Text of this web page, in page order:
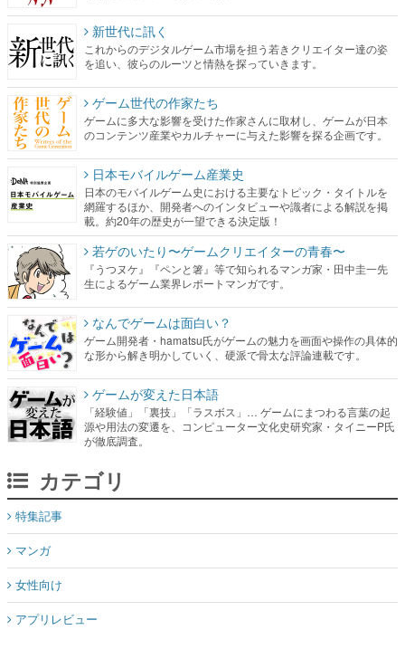
新世代に訊く
これからのデジタルゲーム市場を担う若きクリエイター達の姿
を追い、彼らのルーツと情熱を探っていきます。
ゲーム世代の作家たち
ゲームに多大な影響を受けた作家さんに取材し、ゲームが日本
のコンテンツ産業やカルチャーに与えた影響を探る企画です。
日本モバイルゲーム産業史
日本のモバイルゲーム史における主要なトピック・タイトルを
網羅するほか、開発者へのインタビューや識者による解説を掲
載。約20年の歴史が一望できる決定版！
若ゲのいたり〜ゲームクリエイターの青春〜
『うつヌケ』『ペンと箸』等で知られるマンガ家・田中圭一先
生によるゲーム業界レポートマンガです。
なんでゲームは面白い？
ゲーム開発者・hamatsu氏がゲームの魅力を画面や操作の具体的
な形から解き明かしていく、硬派で骨太な評論連載です。
ゲームが変えた日本語
「経験値」「裏技」「ラスボス」… ゲームにまつわる言葉の起
源や用法の変遷を、コンピューター文化史研究家・タイニーP氏
が徹底調査。
カテゴリ
特集記事
マンガ
女性向け
アプリレビュー